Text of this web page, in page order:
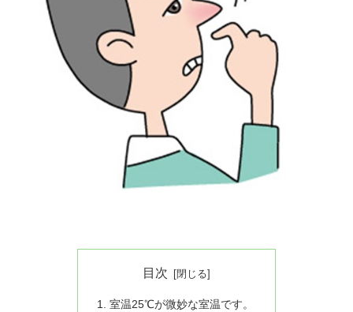
目次
室温25℃が微妙な室温です。